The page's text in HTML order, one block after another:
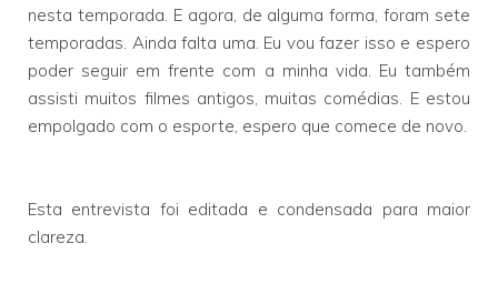
nesta temporada. E agora, de alguma forma, foram sete
temporadas. Ainda falta uma. Eu vou fazer isso e espero
poder seguir em frente com a minha vida. Eu também
assisti muitos filmes antigos, muitas comédias. E estou
empolgado com o esporte, espero que comece de novo.
Esta entrevista foi editada e condensada para maior
clareza.